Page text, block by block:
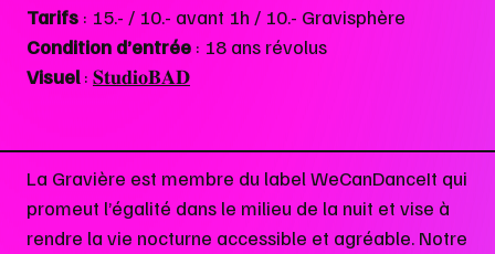
Tarifs : 15.- / 10.- avant 1h / 10.- Gravisphère
Condition d’entrée : 18 ans révolus
Visuel: 𝐒𝐭𝐮𝐝𝐢𝐨𝐁𝐀𝐃
La Gravière est membre du label WeCanDanceIt qui
promeut l’égalité dans le milieu de la nuit et vise à
rendre la vie nocturne accessible et agréable. Notre